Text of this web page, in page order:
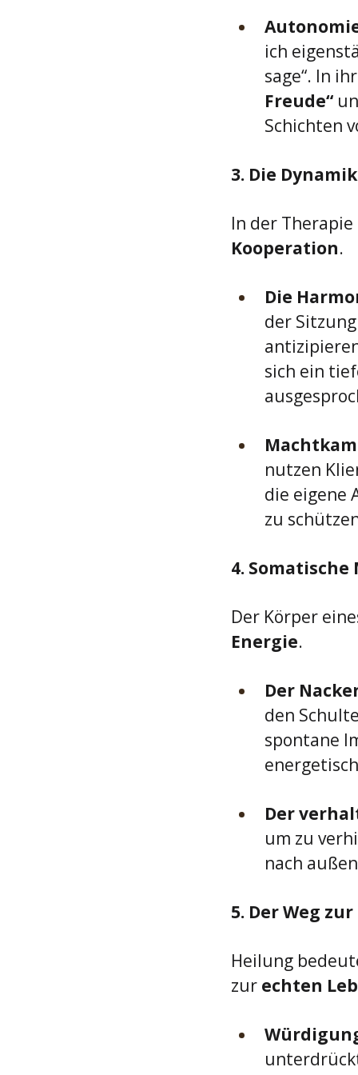
ich
sage“. In
Freude“
Schichten
3. Die
In der
Kooperation.
Die
der
sich ein
nutzen
die eigene
zu
4.
Der Körper
Energie.
Der
den
spontane
Der
um zu
nach
5. Der Weg
Heilung
zur echten